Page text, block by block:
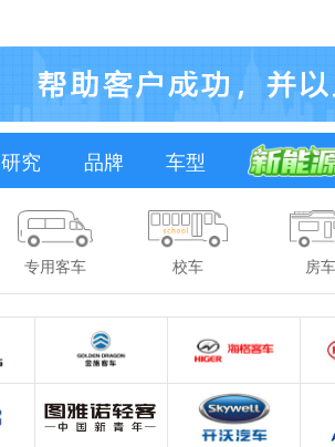
研究 品牌 车型
专用客车 校车 房车